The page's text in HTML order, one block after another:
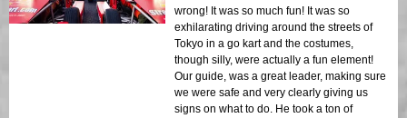
wrong! It was so much fun! It was so
exhilarating driving around the streets of
Tokyo in a go kart and the costumes,
though silly, were actually a fun element!
Our guide, was a great leader, making sure
we were safe and very clearly giving us
signs on what to do. He took a ton of